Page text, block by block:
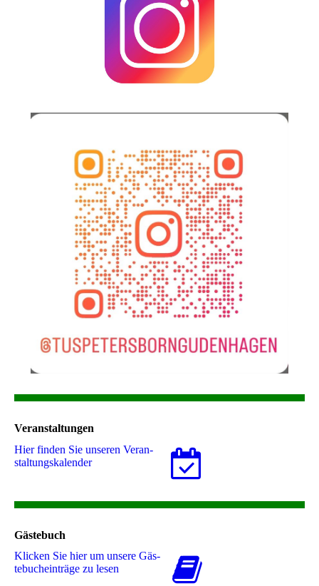
Veranstaltungen
Hier finden Sie unseren Ver­an­
stal­tungs­ka­len­der
Gästebuch
Klicken Sie hier um unsere Gäs­
te­buch­ein­trä­ge zu lesen